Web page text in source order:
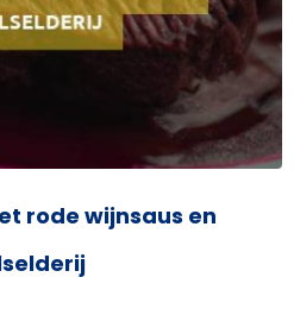
rode wijnsaus en